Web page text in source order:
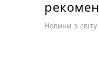
Новини з світу